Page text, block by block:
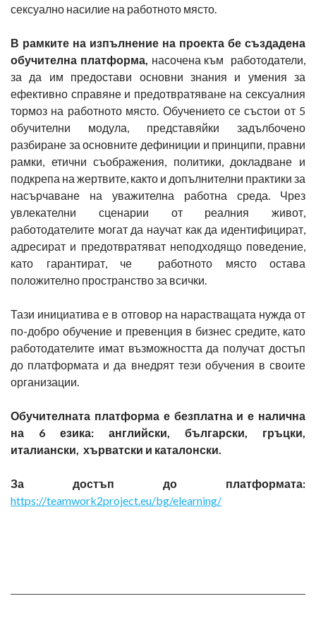
сексуално насилие на работното място.
В рамките на изпълнение на проекта бе създадена
обучителна платформа, насочена към работодатели,
за да им предостави основни знания и умения за
ефективно справяне и предотвратяване на сексуалния
тормоз на работното място. Обучението се състои от 5
обучителни модула, представяйки задълбочено
разбиране за основните дефиниции и принципи, правни
рамки, етични съображения, политики, докладване и
подкрепа на жертвите, както и допълнителни практики за
насърчаване на уважителна работна среда. Чрез
увлекателни сценарии от реалния живот,
работодателите могат да научат как да идентифицират,
адресират и предотвратяват неподходящо поведение,
като гарантират, че работното място остава
положително пространство за всички.
Тази инициатива е в отговор на нарастващата нужда от
по-добро обучение и превенция в бизнес средите, като
работодателите имат възможността да получат достъп
до платформата и да внедрят тези обучения в своите
организации.
Обучителната платформа е безплатна и е налична
на 6 езика: английски, български, гръцки,
италиански, хърватски и каталонски.
За достъп до платформата:
https://teamwork2project.eu/bg/elearning/